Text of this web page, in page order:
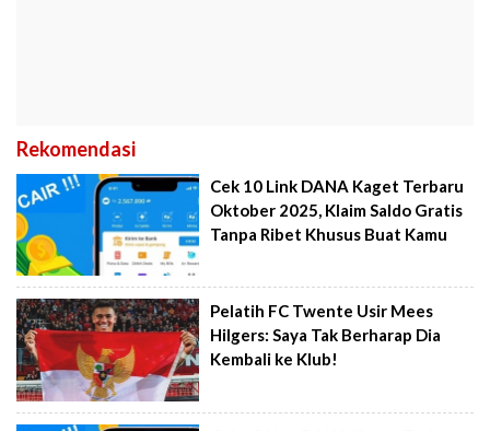
Rekomendasi
Cek 10 Link DANA Kaget Terbaru
Oktober 2025, Klaim Saldo Gratis
Tanpa Ribet Khusus Buat Kamu
Pelatih FC Twente Usir Mees
Hilgers: Saya Tak Berharap Dia
Kembali ke Klub!